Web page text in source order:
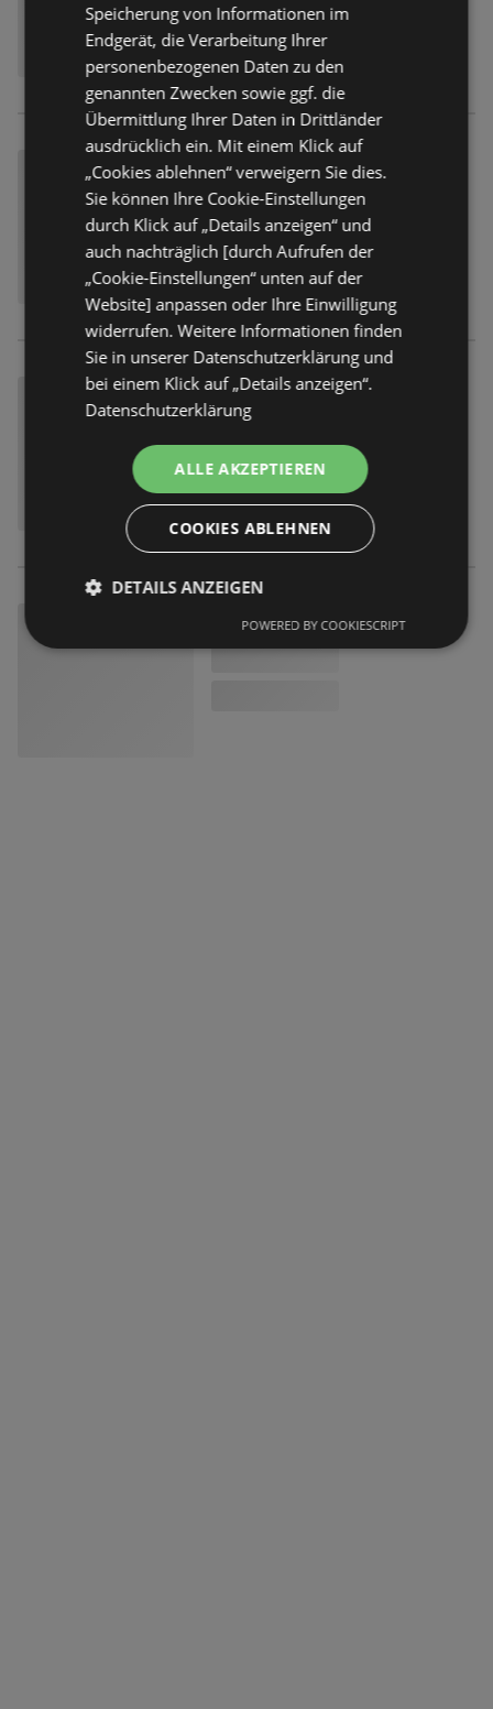
Speicherung von Informationen im
Endgerät, die Verarbeitung Ihrer
personenbezogenen Daten zu den
genannten Zwecken sowie ggf. die
Übermittlung Ihrer Daten in Drittländer
ausdrücklich ein. Mit einem Klick auf
„Cookies ablehnen“ verweigern Sie dies.
Sie können Ihre Cookie-Einstellungen
durch Klick auf „Details anzeigen“ und
auch nachträglich [durch Aufrufen der
„Cookie-Einstellungen“ unten auf der
Website] anpassen oder Ihre Einwilligung
widerrufen. Weitere Informationen finden
Sie in unserer Datenschutzerklärung und
bei einem Klick auf „Details anzeigen“.
Datenschutzerklärung
ALLE AKZEPTIEREN
COOKIES ABLEHNEN
DETAILS ANZEIGEN
POWERED BY COOKIESCRIPT